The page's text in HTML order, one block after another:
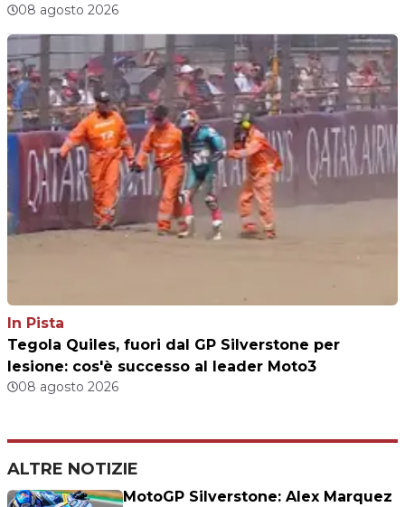
08 agosto 2026
In Pista
Tegola Quiles, fuori dal GP Silverstone per
lesione: cos'è successo al leader Moto3
08 agosto 2026
ALTRE NOTIZIE
MotoGP Silverstone: Alex Marquez